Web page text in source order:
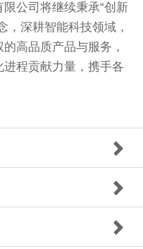
公司将继续秉承“创新
，深耕智能科技领域，
高品质产品与服务，
程贡献力量，携手各